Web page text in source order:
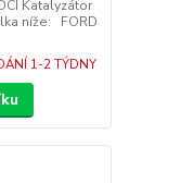
Katalyzátor
níže: FORD
1-2 TÝDNY